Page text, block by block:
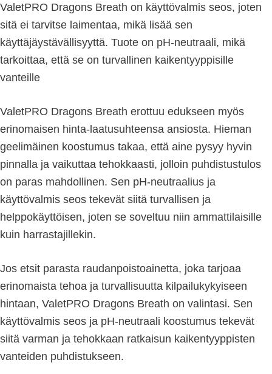
ValetPRO Dragons Breath on käyttövalmis seos, joten
sitä ei tarvitse laimentaa, mikä lisää sen
käyttäjäystävällisyyttä. Tuote on pH-neutraali, mikä
tarkoittaa, että se on turvallinen kaikentyyppisille
vanteille
ValetPRO Dragons Breath erottuu edukseen myös
erinomaisen hinta-laatusuhteensa ansiosta. Hieman
geelimäinen koostumus takaa, että aine pysyy hyvin
pinnalla ja vaikuttaa tehokkaasti, jolloin puhdistustulos
on paras mahdollinen. Sen pH-neutraalius ja
käyttövalmis seos tekevät siitä turvallisen ja
helppokäyttöisen, joten se soveltuu niin ammattilaisille
kuin harrastajillekin.
Jos etsit parasta raudanpoistoainetta, joka tarjoaa
erinomaista tehoa ja turvallisuutta kilpailukykyiseen
hintaan, ValetPRO Dragons Breath on valintasi. Sen
käyttövalmis seos ja pH-neutraali koostumus tekevät
siitä varman ja tehokkaan ratkaisun kaikentyyppisten
vanteiden puhdistukseen.